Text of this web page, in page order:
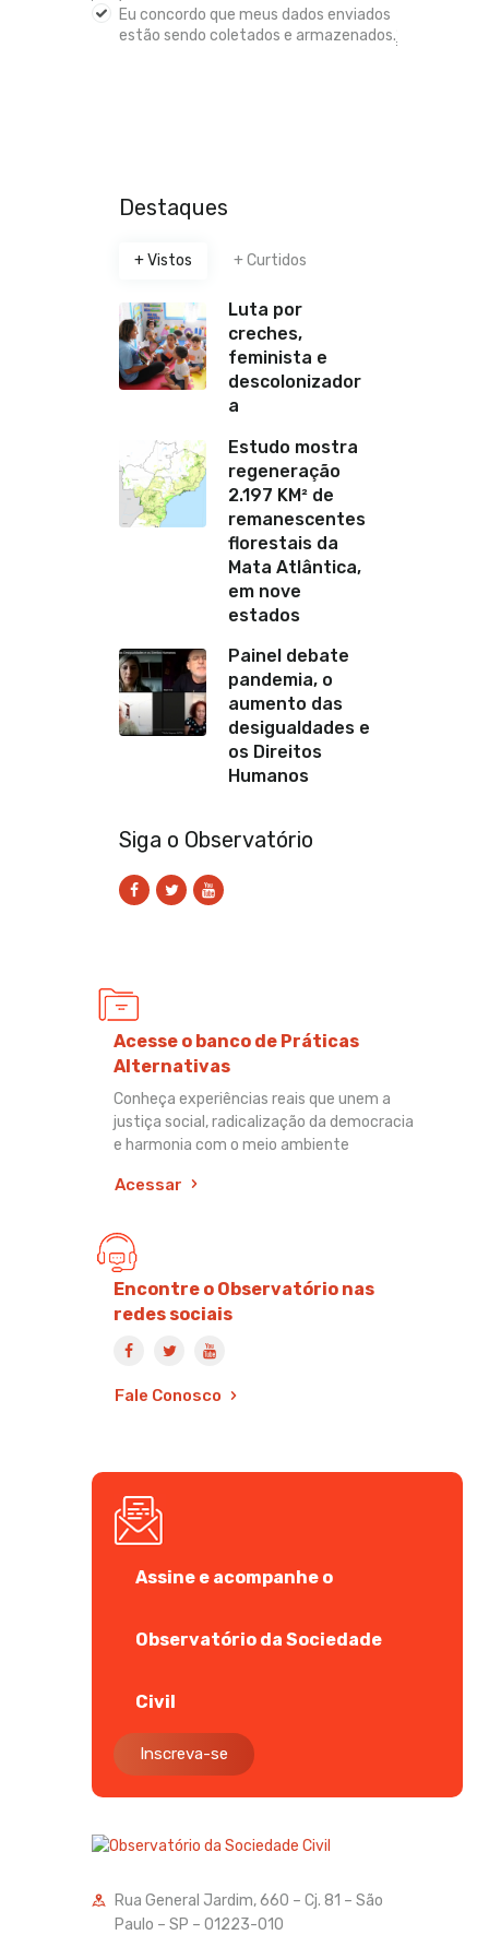
Eu concordo que meus dados enviados
estão sendo coletados e armazenados.
Destaques
+ Vistos + Curtidos
Luta por
creches,
feminista e
descolonizador
a
Estudo mostra
regeneração
2.197 KM² de
remanescentes
florestais da
Mata Atlântica,
em nove
estados
Painel debate
pandemia, o
aumento das
desigualdades e
os Direitos
Humanos
Siga o Observatório
Acesse o banco de Práticas
Alternativas
Conheça experiências reais que unem a
justiça social, radicalização da democracia
e harmonia com o meio ambiente
Acessar
Encontre o Observatório nas
redes sociais
Fale Conosco
Assine e acompanhe o
Observatório da Sociedade
Civil
Inscreva-se
Rua General Jardim, 660 – Cj. 81 – São
Paulo – SP – 01223-010